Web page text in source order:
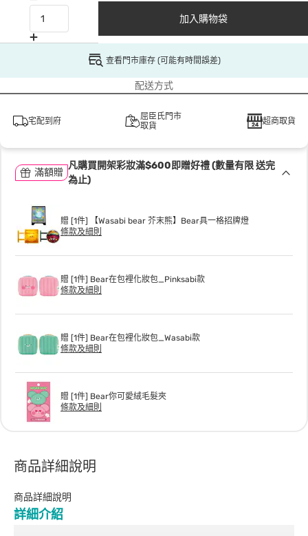
加入購物袋
查看門市庫存 (可能有時間誤差)
配送方式
宅配到府
屈臣氏門市
取貨
超商取貨
滿額贈
凡購買開架彩妝滿$600即贈好禮 (數量有限 送完
為止)
贈 [1件] 【Wasabi bear 芥末熊】Bear具一格招牌燈
條款及細則
贈 [1件] Bear在包裡化妝包_Pinksabi款
條款及細則
贈 [1件] Bear在包裡化妝包_Wasabi款
條款及細則
贈 [1件] Bear你可愛絨毛髮夾
條款及細則
商品詳細說明
商品詳細說明
詳細介紹